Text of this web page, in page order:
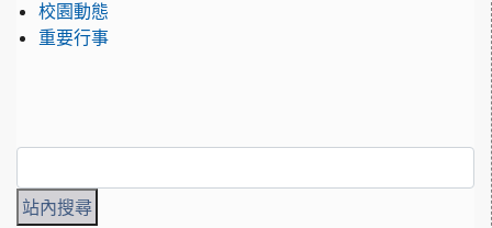
校園動態
重要行事